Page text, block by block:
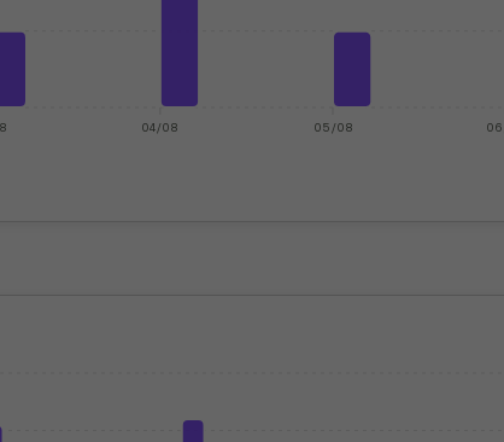
04/08 05/08